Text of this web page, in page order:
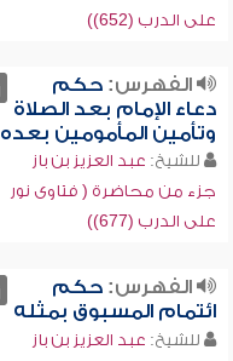
على الدرب (652))
الفهرس:حكم
دعاء الإمام بعد الصلاة
وتأمين المأمومين بعده
للشيخ: عبد العزيز بن باز
جزء من محاضرة ( فتاوى نور
على الدرب (677))
الفهرس:حكم
ائتمام المسبوق بمثله
للشيخ: عبد العزيز بن باز